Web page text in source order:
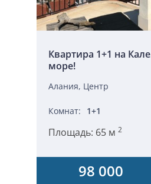
Квартира 1+1 на
море!
Алания, Центр
Комнат: 1+1
Площадь: 65 м 2
98 000